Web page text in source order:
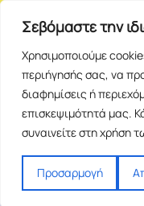
Σεβόμαστε την
Χρησιμοποιούμε
περιήγησής σας, να
διαφημίσεις ή
επισκεψιμότητά μας.
συναινείτε στη χρήση
Προσαρμογή
Ίσκη